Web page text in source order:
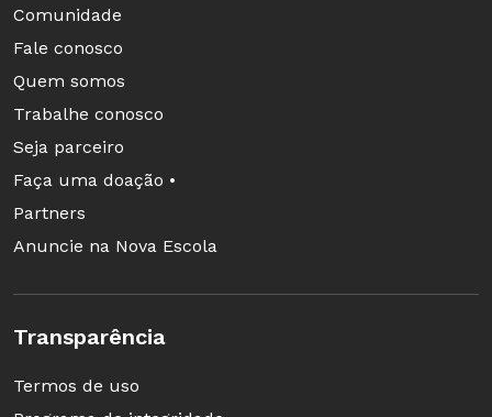
Comunidade
Fale conosco
Quem somos
Trabalhe conosco
Seja parceiro
Faça uma doação •
Partners
Anuncie na Nova Escola
Transparência
Termos de uso